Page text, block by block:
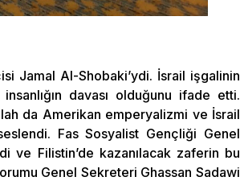
Jamal Al-Shobaki’ydi. İsrail işgalinin
davası olduğunu ifade etti.
da Amerikan emperyalizmi ve İsrail
Fas Sosyalist Gençliği Genel
ve Filistin’de kazanılacak zaferin bu
Genel Sekreteri Ghassan Sadawi